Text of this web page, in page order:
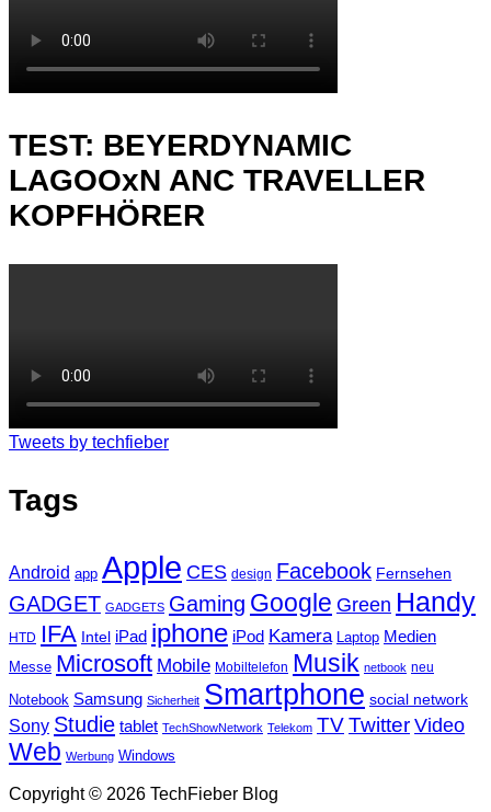
TEST: BEYERDYNAMIC
LAGOOxN ANC TRAVELLER
KOPFHÖRER
Tweets by techfieber
Tags
Android app Apple CES design Facebook Fernsehen
GADGET GADGETS Gaming Google Green Handy
HTD IFA Intel iPad iphone iPod Kamera Laptop Medien
Messe Microsoft Mobile Mobiltelefon Musik netbook neu
Notebook Samsung Sicherheit Smartphone social network
Sony Studie tablet TechShowNetwork Telekom TVTwitter Video
Web Werbung Windows
Copyright © 2026 TechFieber Blog